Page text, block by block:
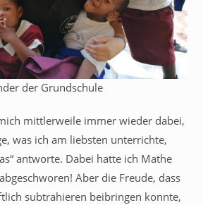
der Grundschule
mittlerweile immer wieder dabei,
was ich am liebsten unterrichte,
antworte. Dabei hatte ich Mathe
Aber die Freude, dass
subtrahieren beibringen konnte,